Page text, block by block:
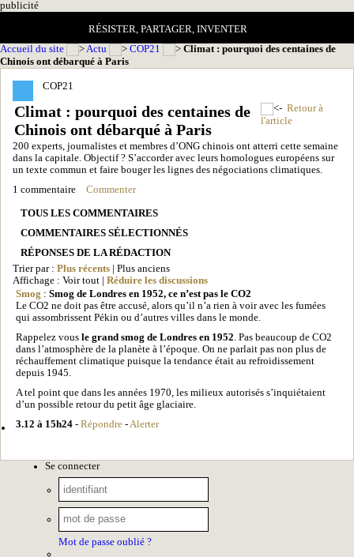
publicité
RÉSISTER, PARTAGER, INVENTER
Accueil du site
Actu COP21
Climat : pourquoi des centaines de
Chinois ont débarqué à Paris
COP21
Climat : pourquoi des centaines de
Chinois ont débarqué à Paris
Retour à
l'article
200 experts, journalistes et membres d’ONG chinois ont atterri cette semaine
dans la capitale. Objectif ? S’accorder avec leurs homologues européens sur
un texte commun et faire bouger les lignes des négociations climatiques.
1 commentaire
Commenter
TOUS LES COMMENTAIRES
COMMENTAIRES SÉLECTIONNÉS
RÉPONSES DE LA RÉDACTION
Trier par : Plus récents | Plus anciens
Affichage : Voir tout | Réduire les discussions
Smog : Smog de Londres en 1952, ce n’est pas le CO2
Le CO2 ne doit pas être accusé, alors qu’il n’a rien à voir avec les fumées
qui assombrissent Pékin ou d’autres villes dans le monde.
Rappelez vous le grand smog de Londres en 1952 . Pas beaucoup de CO2
dans l’atmosphère de la planète à l’époque. On ne parlait pas non plus de
réchauffement climatique puisque la tendance était au refroidissement
depuis 1945.
A tel point que dans les années 1970, les milieux autorisés s’inquiétaient
d’un possible retour du petit âge glaciaire.
3.12 à 15h24 - Répondre - Alerter
Se connecter
Mot de passe oublié ?